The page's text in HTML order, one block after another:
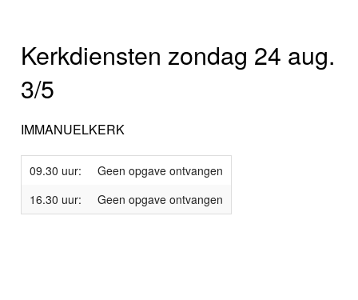
Kerkdiensten zondag 24 aug.
3/5
IMMANUELKERK
09.30 uur:
Geen opgave ontvangen
16.30 uur:
Geen opgave ontvangen